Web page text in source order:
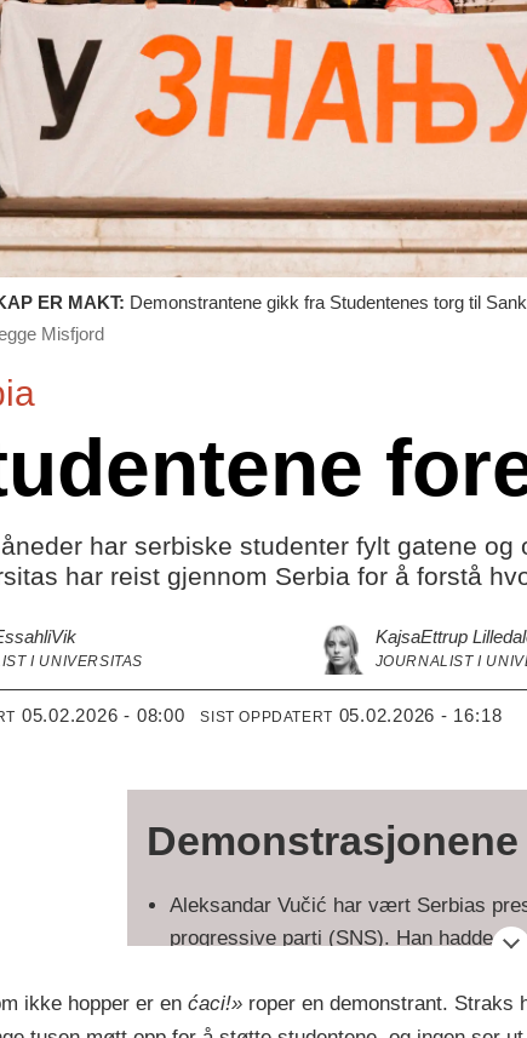
ER MAKT: Demonstrantene gikk fra Studentenes torg til
Misfjord
har serbiske studenter fylt gatene
har reist gjennom Serbia for å forstå
Vik
I UNIVERSITAS
KajsaEttrup
JOURNALIST I
05.02.2026 - 08:00 SIST OPPDATERT 05.02.2026 - 16:18
Aleksandar Vučić har vært Serbias
progressive parti (SNS). Han hadde
Serbia er et parlamentarisk demokrati
ikke hopper er en ćaci!» roper en demonstrant. Straks